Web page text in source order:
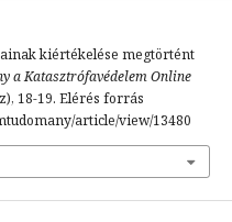
kiértékelése megtörtént
a Katasztrófavédelem Online
18-19. Elérés forrás
article/view/13480